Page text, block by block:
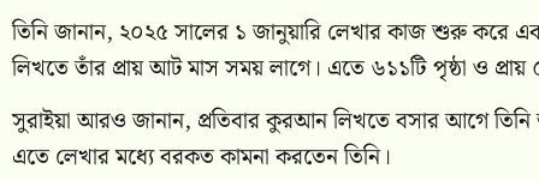
তিনি জানান, ২০২৫ সালের ১ জানুয়ারি লেখার কাজ শুরু
লিখতে তাঁর প্রায় আট মাস সময় লাগে। এতে ৬১১টি পৃষ্ঠা ও
সুরাইয়া আরও জানান, প্রতিবার কুরআন লিখতে বসার আগে
এতে লেখার মধ্যে বরকত কামনা করতেন তিনি।